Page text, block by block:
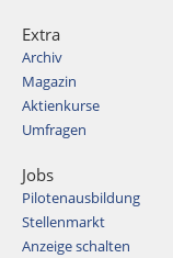
Extra
Archiv
Magazin
Aktienkurse
Umfragen
Jobs
Pilotenausbildung
Stellenmarkt
Anzeige schalten